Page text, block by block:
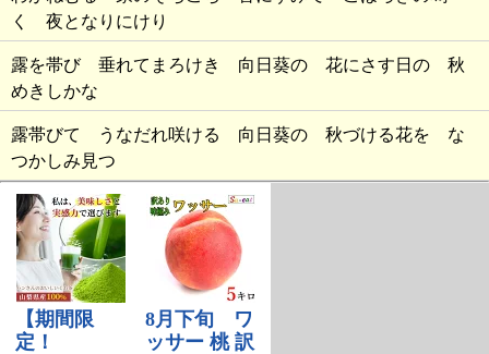
く 夜となりにけり
露を帯び 垂れてまろけき 向日葵の 花にさす日の 秋
めきしかな
露帯びて うなだれ咲ける 向日葵の 秋づける花を な
つかしみ見つ